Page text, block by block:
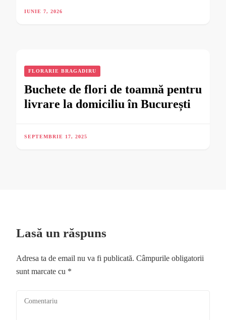
IUNIE 7, 2026
FLORARIE BRAGADIRU
Buchete de flori de toamnă pentru
livrare la domiciliu în București
SEPTEMBRIE 17, 2025
Lasă un răspuns
Adresa ta de email nu va fi publicată. Câmpurile obligatorii
sunt marcate cu *